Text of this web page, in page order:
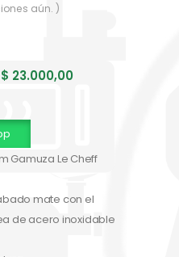
aún. )
$ 23.000,00
Gamuza Le Cheff
mate con el
de acero inoxidable